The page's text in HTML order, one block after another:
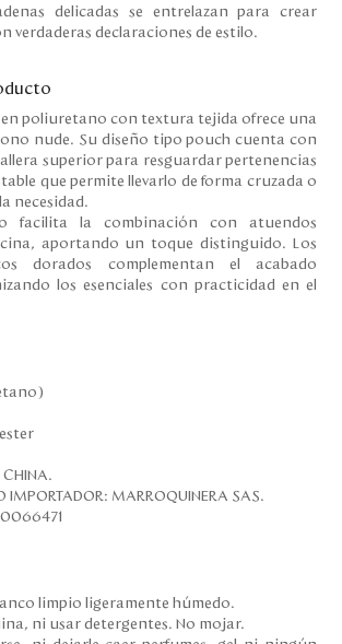
delicadas se entrelazan para crear
verdaderas declaraciones de estilo.
en poliuretano con textura tejida ofrece una
nude. Su diseño tipo pouch cuenta con
superior para resguardar pertenencias
que permite llevarlo de forma cruzada o
necesidad.
facilita la combinación con atuendos
aportando un toque distinguido. Los
dorados complementan el acabado
los esenciales con practicidad en el
CHINA.
IMPORTADOR: MARROQUINERA SAS.
limpio ligeramente húmedo.
ni usar detergentes. No mojar.